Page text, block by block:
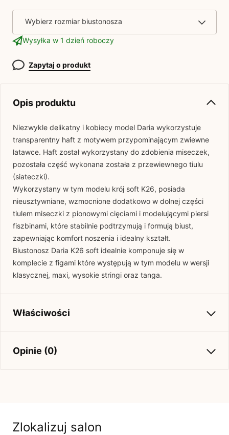
Wybierz rozmiar biustonosza
Wysyłka w 1 dzień roboczy
Zapytaj o produkt
Opis produktu
Niezwykle delikatny i kobiecy model Daria wykorzystuje
transparentny haft z motywem przypominającym zwiewne
latawce. Haft został wykorzystany do zdobienia miseczek,
pozostała część wykonana została z przewiewnego tiulu
(siateczki).
Wykorzystany w tym modelu krój soft K26, posiada
nieusztywniane, wzmocnione dodatkowo w dolnej części
tiulem miseczki z pionowymi cięciami i modelującymi piersi
fiszbinami, które stabilnie podtrzymują i formują biust,
zapewniając komfort noszenia i idealny kształt.
Biustonosz Daria K26 soft idealnie komponuje się w
komplecie z figami które występują w tym modelu w wersji
klasycznej, maxi, wysokie stringi oraz tanga.
Właściwości
Opinie (0)
Bądź pierwszą osobą, która podzieli się opinią o tym
Zlokalizuj salon